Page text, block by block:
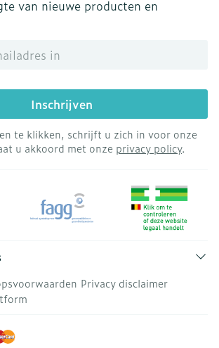
van nieuwe producten en
Inschrijven
te klikken, schrijft u zich in voor onze
u akkoord met onze privacy policy.
Privacy disclaimer